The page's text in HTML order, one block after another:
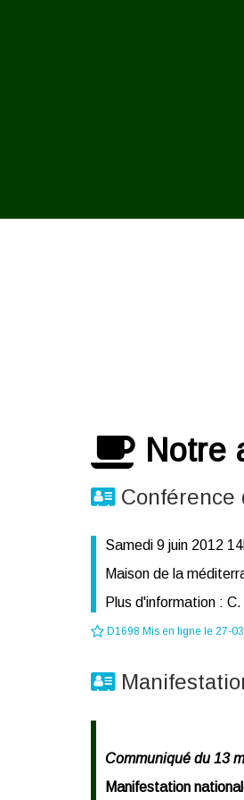
Notre
Conférence
Samedi 9 juin 2012
Maison de la
Plus d'information :
D1698 Mis en ligne le 27-
Communiqué du 13
Manifestation